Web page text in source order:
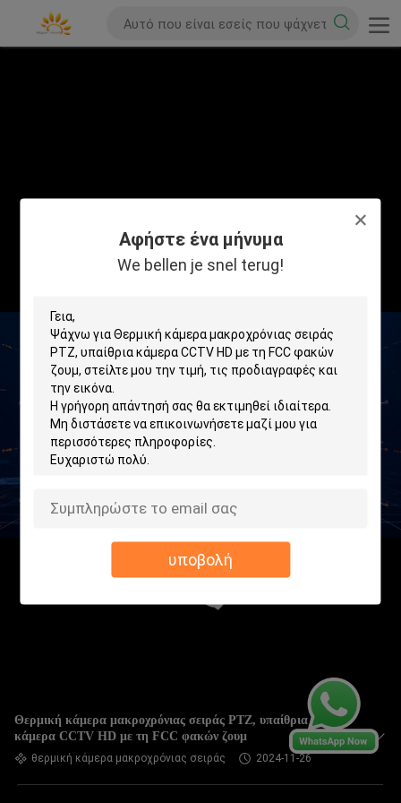
Αφήστε ένα μήνυμα
We bellen je snel terug!
υποβολή
Θερμική κάμερα μακροχρόνιας σειράς PTZ, υπαίθρια
κάμερα CCTV HD με τη FCC φακών ζουμ
θερμική κάμερα μακροχρόνιας σειράς 2024-11-26